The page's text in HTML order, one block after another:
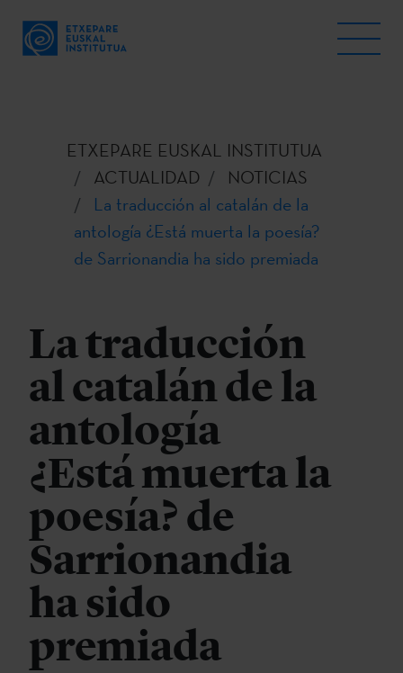
ETXEPARE EUSKAL INSTITUTUA
ACTUALIDAD
NOTICIAS
La traducción al catalán de la
antología ¿Está muerta la poesía?
de Sarrionandia ha sido premiada
La traducción
al catalán de la
antología
¿Está muerta la
poesía? de
Sarrionandia
ha sido
premiada